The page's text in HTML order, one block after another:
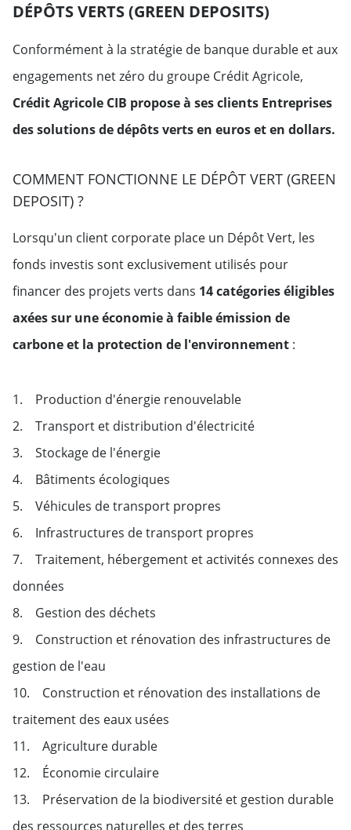
DÉPÔTS VERTS (GREEN DEPOSITS)
Conformément à la stratégie de banque durable et aux
engagements net zéro du groupe Crédit Agricole,
Crédit Agricole CIB propose à ses clients Entreprises
des solutions de dépôts verts en euros et en dollars.
COMMENT FONCTIONNE LE DÉPÔT VERT (GREEN
DEPOSIT) ?
Lorsqu'un client corporate place un Dépôt Vert, les
fonds investis sont exclusivement utilisés pour
financer des projets verts dans 14 catégories éligibles
axées sur une économie à faible émission de
carbone et la protection de l'environnement :
1. Production d'énergie renouvelable
2. Transport et distribution d'électricité
3. Stockage de l'énergie
4. Bâtiments écologiques
5. Véhicules de transport propres
6. Infrastructures de transport propres
7. Traitement, hébergement et activités connexes des
données
8. Gestion des déchets
9. Construction et rénovation des infrastructures de
gestion de l'eau
10. Construction et rénovation des installations de
traitement des eaux usées
11. Agriculture durable
12. Économie circulaire
13. Préservation de la biodiversité et gestion durable
des ressources naturelles et des terres